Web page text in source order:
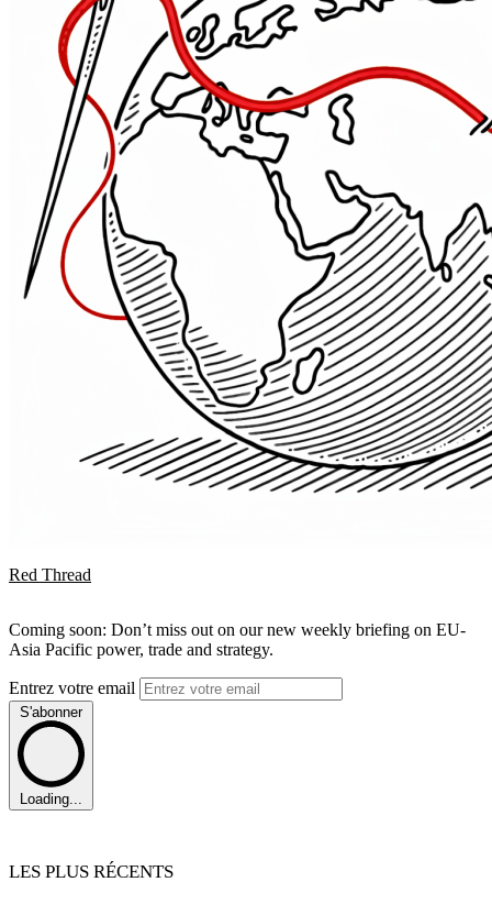
Red Thread
Coming soon: Don’t miss out on our new weekly briefing on EU-
Asia Pacific power, trade and strategy.
Entrez votre email
S'abonner
Loading...
LES PLUS RÉCENTS